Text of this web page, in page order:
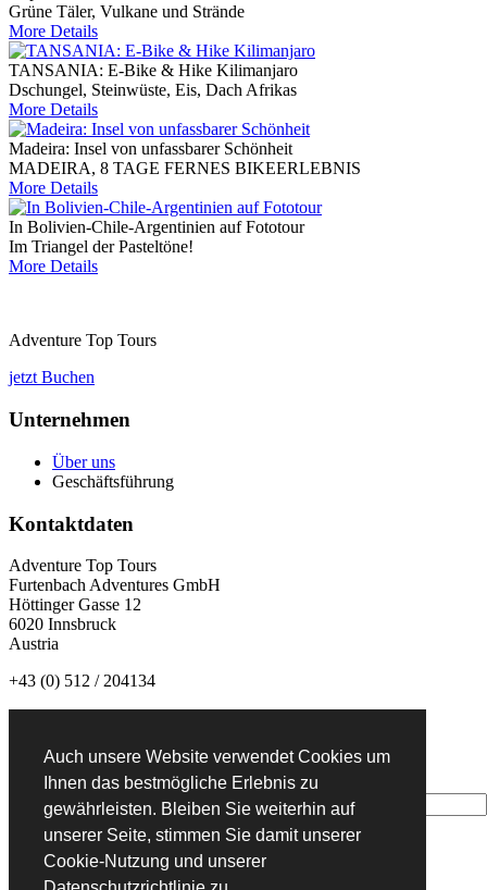
Auch unsere Website verwendet Cookies um
Ihnen das bestmögliche Erlebnis zu
gewährleisten. Bleiben Sie weiterhin auf
unserer Seite, stimmen Sie damit unserer
Cookie-Nutzung und unserer
Grüne Täler, Vulkane und Strände
More Details
TANSANIA: E-Bike & Hike Kilimanjaro
Dschungel, Steinwüste, Eis, Dach Afrikas
More Details
Madeira: Insel von unfassbarer Schönheit
MADEIRA, 8 TAGE FERNES BIKEERLEBNIS
More Details
In Bolivien-Chile-Argentinien auf Fototour
Im Triangel der Pasteltöne!
More Details
Adventure Top Tours
jetzt Buchen
Unternehmen
Über uns
Geschäftsführung
Kontaktdaten
Adventure Top Tours
Furtenbach Adventures GmbH
Höttinger Gasse 12
6020 Innsbruck
Austria
+43 (0) 512 / 204134
Newsletteranmeldung:
DE